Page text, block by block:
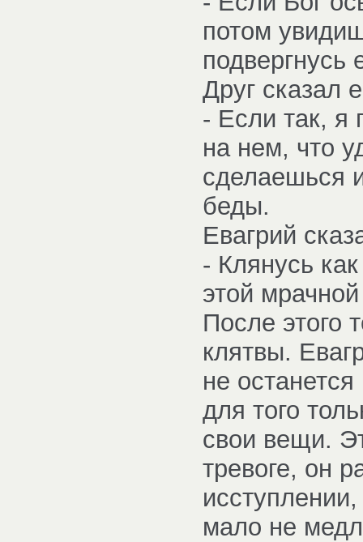
потом
Друг сказал
- Если так, я
на нем, что
сделаешься
беды.
Евагрий
- Клянусь
этой
После этого
клятвы.
не
для того
свои вещи.
тревоге, он
мало не